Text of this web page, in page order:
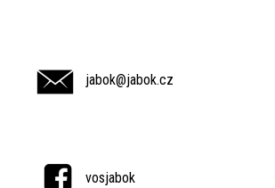
jabok@jabok.cz
vosjabok